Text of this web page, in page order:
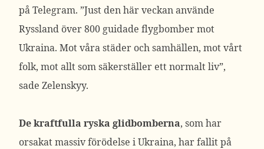
på Telegram. ”Just den här veckan använde
Ryssland över 800 guidade flygbomber mot
Ukraina. Mot våra städer och samhällen, mot vårt
folk, mot allt som säkerställer ett normalt liv”,
sade Zelenskyy.
De kraftfulla ryska glidbomberna, som har
orsakat massiv förödelse i Ukraina, har fallit på